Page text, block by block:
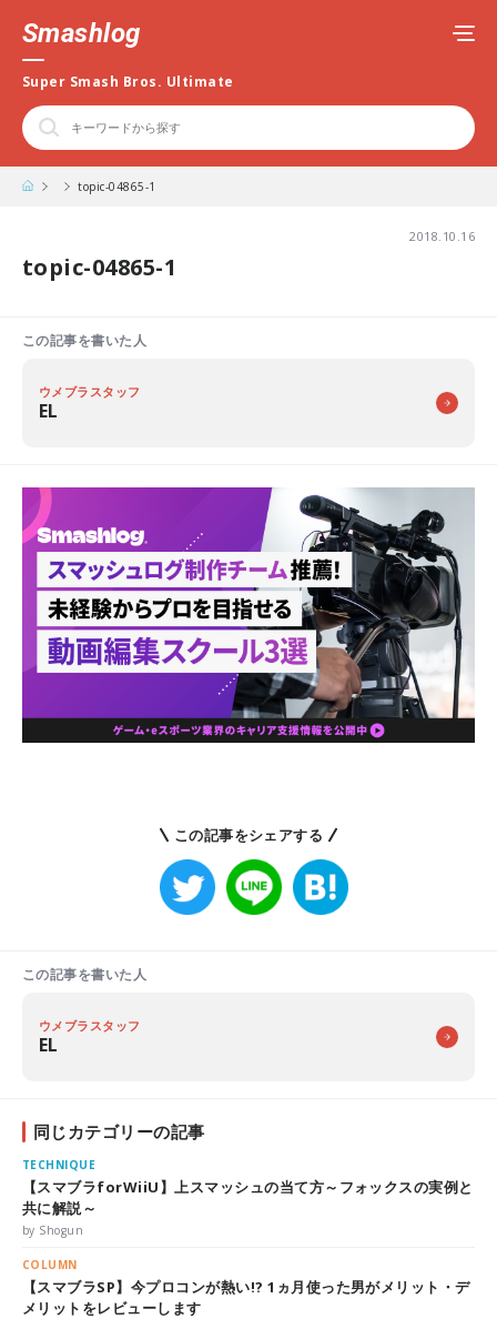
Smashlog
Super Smash Bros. Ultimate
topic-04865-1
2018.10.16
topic-04865-1
この記事を書いた人
ウメブラスタッフ
EL
この記事をシェアする
この記事を書いた人
ウメブラスタッフ
EL
同じカテゴリーの記事
TECHNIQUE
【スマブラforWiiU】上スマッシュの当て方～フォックスの実例と
共に解説～
by Shogun
COLUMN
【スマブラSP】今プロコンが熱い!? 1ヵ月使った男がメリット・デ
メリットをレビューします